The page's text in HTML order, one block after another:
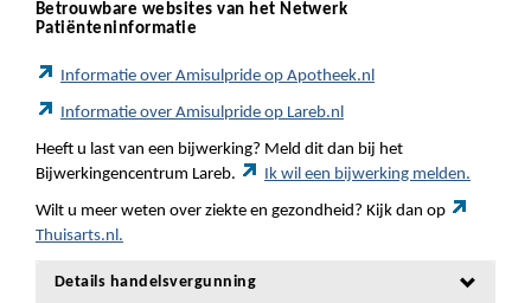
Betrouwbare websites van het Netwerk
Patiënteninformatie
Informatie over Amisulpride op Apotheek.nl
Informatie over Amisulpride op Lareb.nl
Heeft u last van een bijwerking? Meld dit dan bij het
Bijwerkingencentrum Lareb.
Ik wil een bijwerking melden.
Wilt u meer weten over ziekte en gezondheid? Kijk dan op
Thuisarts.nl.
Details handelsvergunning